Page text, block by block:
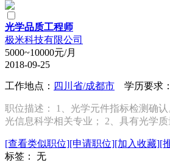
光学品质工程师
极米科技有限公司
5000~10000元/月
2018-09-25
工作地点： 四川省/成都市 学历要求
职位描述： 1、光学元件指标检测确
光信息科学相关专业； 2、具有光学
[查看类似职位][申请职位][加入收藏][
标签： 无